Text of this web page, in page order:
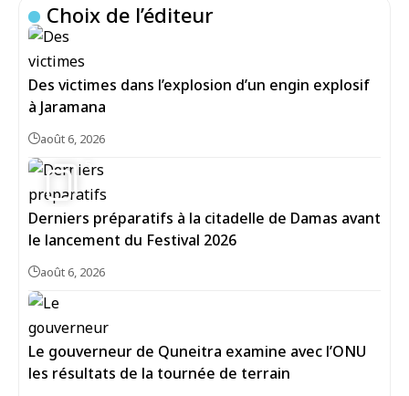
Choix de l’éditeur
Des victimes dans l’explosion d’un engin explosif
à Jaramana
août 6, 2026
5
Derniers préparatifs à la citadelle de Damas avant
le lancement du Festival 2026
août 6, 2026
Le gouverneur de Quneitra examine avec l’ONU
les résultats de la tournée de terrain